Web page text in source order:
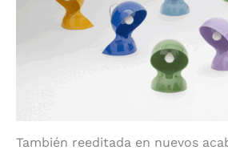
También reeditada en nuevos